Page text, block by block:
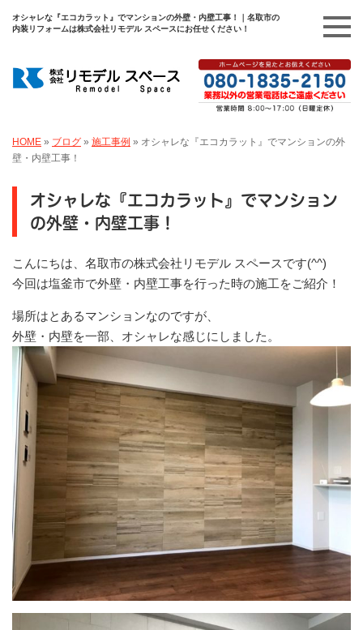
オシャレな『エコカラット』でマンションの外壁・内壁工事！｜名取市の
内装リフォームは株式会社リモデル スペースにお任せください！
HOME » ブログ » 施工事例 » オシャレな『エコカラット』でマンションの外
壁・内壁工事！
オシャレな『エコカラット』でマンション
の外壁・内壁工事！
こんにちは、名取市の株式会社リモデル スペースです(^^)
今回は塩釜市で外壁・内壁工事を行った時の施工をご紹介！
場所はとあるマンションなのですが、
外壁・内壁を一部、オシャレな感じにしました。